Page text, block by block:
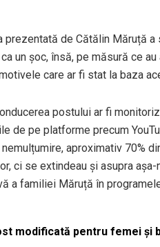
de Cătălin Măruță
un șoc, însă, pe măsură ce
care ar fi stat la baza
postului ar fi
de pe platforme precum
aproximativ 70%
ci se extindeau și asupra așa-
a familiei Măruță în
modificată pentru femei și